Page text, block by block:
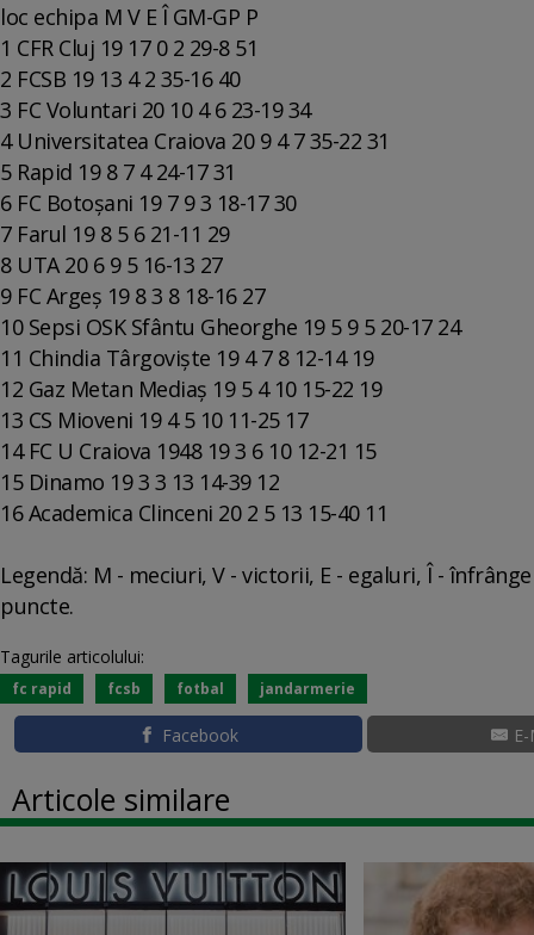
loc echipa M V E Î GM-GP P
1 CFR Cluj 19 17 0 2 29-8 51
2 FCSB 19 13 4 2 35-16 40
3 FC Voluntari 20 10 4 6 23-19 34
4 Universitatea Craiova 20 9 4 7 35-22 31
5 Rapid 19 8 7 4 24-17 31
6 FC Botoşani 19 7 9 3 18-17 30
7 Farul 19 8 5 6 21-11 29
8 UTA 20 6 9 5 16-13 27
9 FC Argeş 19 8 3 8 18-16 27
10 Sepsi OSK Sfântu Gheorghe 19 5 9 5 20-17 24
11 Chindia Târgovişte 19 4 7 8 12-14 19
12 Gaz Metan Mediaş 19 5 4 10 15-22 19
13 CS Mioveni 19 4 5 10 11-25 17
14 FC U Craiova 1948 19 3 6 10 12-21 15
15 Dinamo 19 3 3 13 14-39 12
16 Academica Clinceni 20 2 5 13 15-40 11
Legendă: M - meciuri, V - victorii, E - egaluri, Î -
puncte.
Tagurile articolului:
fc rapid fcsb fotbal jandarmerie
Facebook
Articole similare